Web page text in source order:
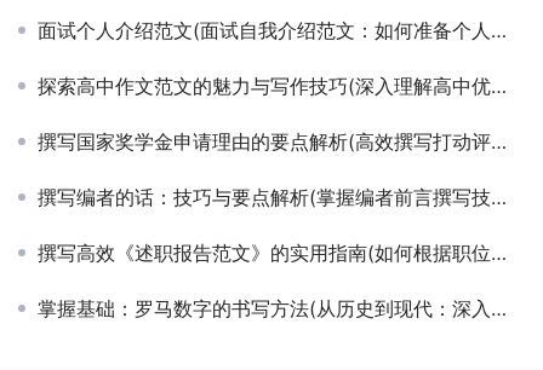
面试个人介绍范文(面试自我介绍范文：如何准备个人介绍)
探索高中作文范文的魅力与写作技巧(深入理解高中优秀作文范例的写作精髓与实战策略)
撰写国家奖学金申请理由的要点解析(高效撰写打动评审团的国家奖学金申请理由指南)
撰写编者的话：技巧与要点解析(掌握编者前言撰写技巧，提升文章吸引力与深度)
撰写高效《述职报告范文》的实用指南(如何根据职位定制个性化述职报告范文)
掌握基础：罗马数字的书写方法(从历史到现代：深入了解罗马数字的书写规则与技巧)